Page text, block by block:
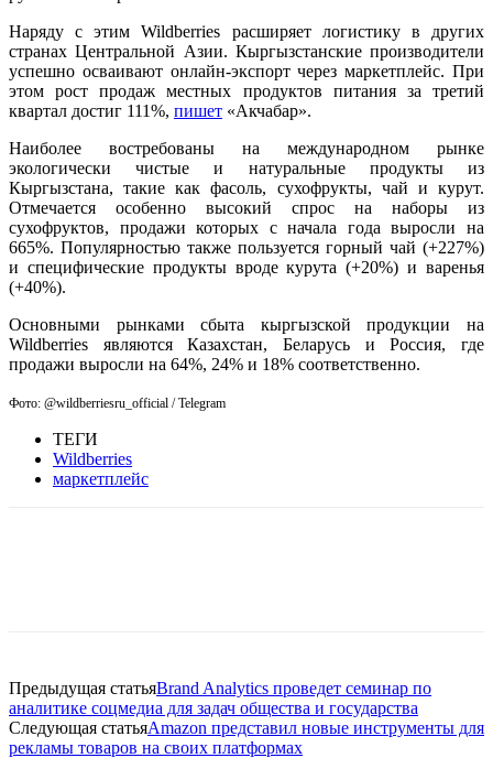
Наряду с этим Wildberries расширяет логистику в других
странах Центральной Азии. Кыргызстанские производители
успешно осваивают онлайн-экспорт через маркетплейс. При
этом рост продаж местных продуктов питания за третий
квартал достиг 111%, пишет «Акчабар».
Наиболее востребованы на международном рынке
экологически чистые и натуральные продукты из
Кыргызстана, такие как фасоль, сухофрукты, чай и курут.
Отмечается особенно высокий спрос на наборы из
сухофруктов, продажи которых с начала года выросли на
665%. Популярностью также пользуется горный чай (+227%)
и специфические продукты вроде курута (+20%) и варенья
(+40%).
Основными рынками сбыта кыргызской продукции на
Wildberries являются Казахстан, Беларусь и Россия, где
продажи выросли на 64%, 24% и 18% соответственно.
Фото: @wildberriesru_official / Telegram
ТЕГИ
Wildberries
маркетплейс
Предыдущая статьяBrand Analytics проведет семинар по
аналитике соцмедиа для задач общества и государства
Следующая статьяAmazon представил новые инструменты для
рекламы товаров на своих платформах